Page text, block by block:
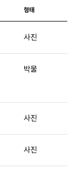
형태
사진
박물
사진
사진